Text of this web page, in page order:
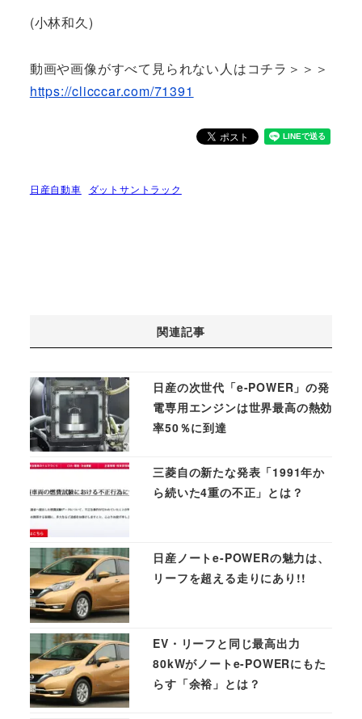
(小林和久)
動画や画像がすべて見られない人はコチラ＞＞＞
https://clicccar.com/71391
日産自動車 ダットサントラック
関連記事
日産の次世代「e-POWER」の発
電専用エンジンは世界最高の熱効
率50％に到達
三菱自の新たな発表「1991年か
ら続いた4重の不正」とは？
日産ノートe-POWERの魅力は、
リーフを超える走りにあり!!
EV・リーフと同じ最高出力
80kWがノートe-POWERにもた
らす「余裕」とは？